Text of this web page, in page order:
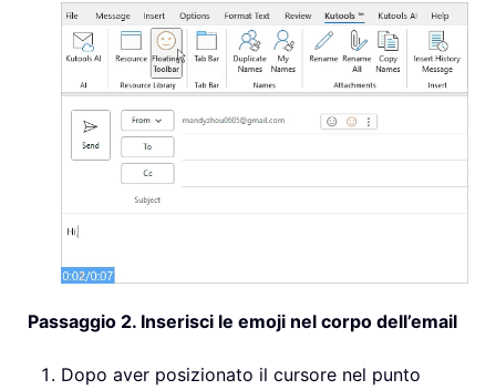
Passaggio 2. Inserisci le emoji nel corpo dell’email
Dopo aver posizionato il cursore nel punto